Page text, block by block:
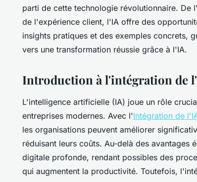
parti de cette technologie révolutionnaire.
de l'expérience client, l'IA offre des
insights pratiques et des exemples concrets,
vers une transformation réussie grâce à l'IA.
Introduction à l'intégration de
L'intelligence artificielle (IA) joue un rôle
entreprises modernes. Avec l'Intégration de
les organisations peuvent améliorer
réduisant leurs coûts. Au-delà des avantages
digitale profonde, rendant possibles des
qui augmentent la productivité. Toutefois,